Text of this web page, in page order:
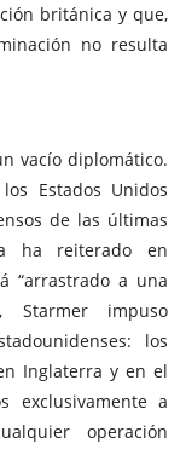
británica y que,
no resulta
vacío diplomático.
Estados Unidos
de las últimas
ha reiterado en
“arrastrado a una
Starmer impuso
los
Inglaterra y en el
exclusivamente a
operación